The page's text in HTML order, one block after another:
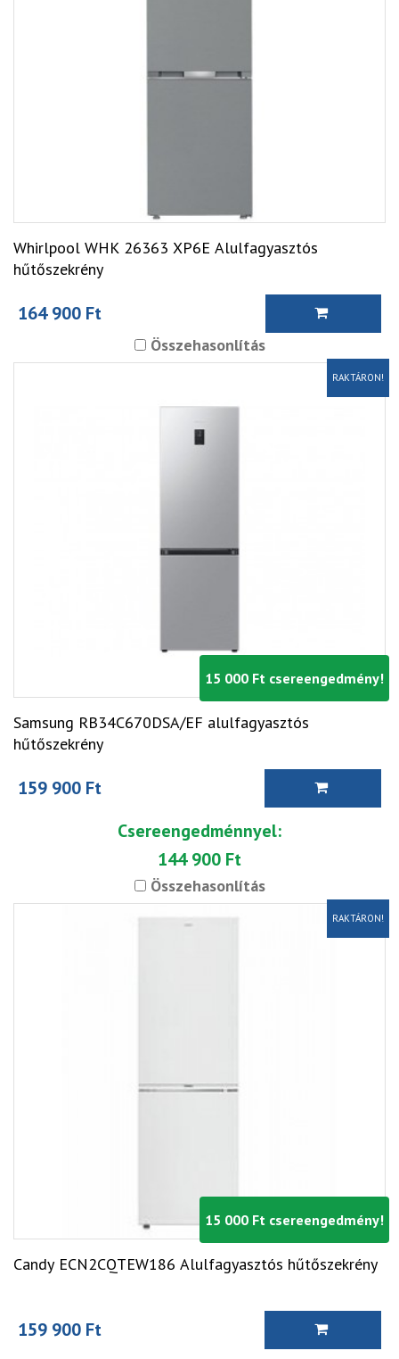
Whirlpool WHK 26363 XP6E Alulfagyasztós
hűtőszekrény
164 900 Ft
Összehasonlítás
15 000 Ft csereengedmény!
RAKTÁRON!
Samsung RB34C670DSA/EF alulfagyasztós
hűtőszekrény
159 900 Ft
Csereengedménnyel:
144 900 Ft
Összehasonlítás
15 000 Ft csereengedmény!
RAKTÁRON!
Candy ECN2CQTEW186 Alulfagyasztós hűtőszekrény
159 900 Ft